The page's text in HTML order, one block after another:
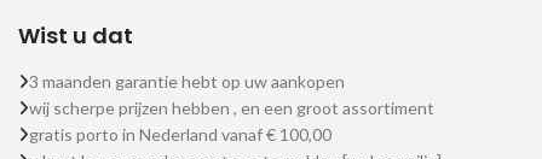
Wist u dat
3 maanden garantie hebt op uw aankopen
wij scherpe prijzen hebben , en een groot assortiment
gratis porto in Nederland vanaf € 100,00